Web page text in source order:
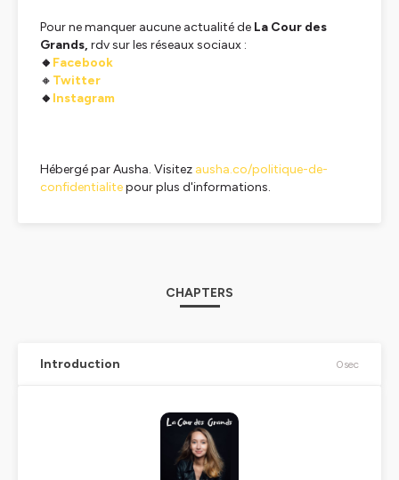
Pour ne manquer aucune actualité de La Cour des
Grands, rdv sur les réseaux sociaux :
🔸 Facebook
🔸 Twitter
🔸 Instagram
Hébergé par Ausha. Visitez ausha.co/politique-de-
confidentialitepour plus d'informations.
CHAPTERS
Introduction 0sec